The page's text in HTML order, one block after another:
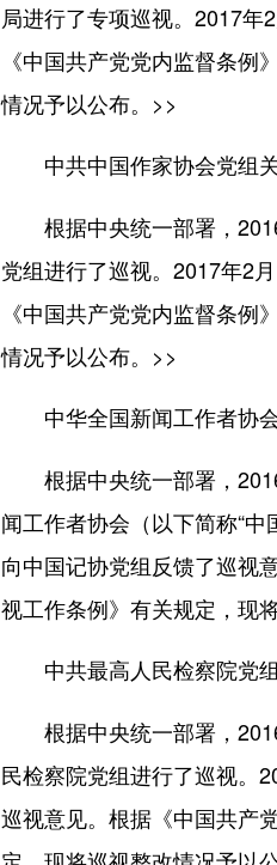
局进行了专项巡视。2017
《中国共产党党内监督条
情况予以公布。 >>
中共中国作家协会党组
根据中央统一部署，
党组进行了巡视。2017年2
《中国共产党党内监督条
情况予以公布。 >>
中华全国新闻工作者协
根据中央统一部署，
闻工作者协会（以下简称“
向中国记协党组反馈了巡视
视工作条例》有关规定，现
中共最高人民检察院党
根据中央统一部署，2016
民检察院党组进行了巡视。
巡视意见。根据《中国共产